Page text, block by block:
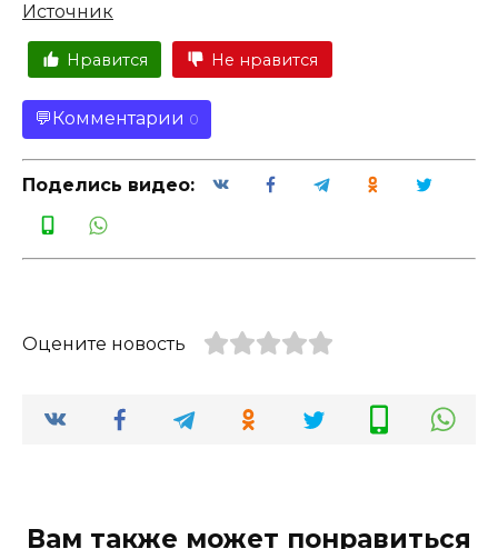
Источник
Нравится Не нравится
Комментарии 0
Поделись видео:
Оцените новость
Вам также может понравиться